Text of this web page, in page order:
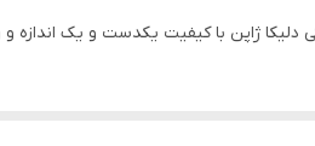
دلیکا ژاپن با کیفیت یکدست و یک اندازه